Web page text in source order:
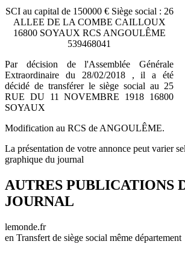
SCI au capital de 150000 € Siège social : 26
ALLEE DE LA COMBE CAILLOUX
16800 SOYAUX RCS ANGOULÊME
539468041
Par décision de l'Assemblée Générale
Extraordinaire du 28/02/2018 , il a été
décidé de transférer le siège social au 25
RUE DU 11 NOVEMBRE 1918 16800
SOYAUX
Modification au RCS de ANGOULÊME.
La présentation de votre annonce peut varier
graphique du journal
AUTRES PUBLICATIONS
JOURNAL
lemonde.fr
en Transfert de siège social même département